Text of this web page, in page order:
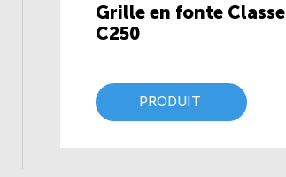
Grille en fonte Classe
C250
PRODUIT